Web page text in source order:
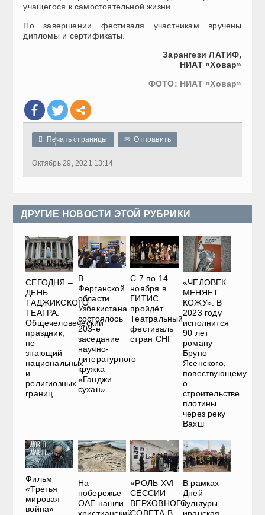
учащегося к самостоятельной жизни.
По завершении фестиваля участникам вручены
дипломы и сертификаты.
Зарангези ЛАТИФ,
НИАТ «Ховар»
ФОТО: НИАТ «Ховар»
 Печать страницы ✉ Отправить
Октябрь 29, 2021 13:14
ДРУГИЕ НОВОСТИ ЭТОЙ РУБРИКИ
СЕГОДНЯ –
ДЕНЬ
ТАДЖИКСКОГО
ТЕАТРА.
Общечеловеческий
праздник,
не
знающий
национальных
и
религиозных
границ
В
Ферганской
области
Узбекистана
состоялось
203-е
заседание
научно-
литературного
кружка
«Ганджи
сухан»
С 7 по 14
ноября в
ГИТИС
пройдёт
Театральный
фестиваль
стран СНГ
«ЧЕЛОВЕК
МЕНЯЕТ
КОЖУ». В
2023 году
исполнится
90 лет
роману
Бруно
Ясенского,
повествующему
о
строительстве
плотины
через реку
Вахш
Фильм
«Третья
мировая
война»
На
побережье
ОАЕ нашли
«РОЛЬ XVI
СЕССИИ
ВЕРХОВНОГО
В рамках
Дней
культуры